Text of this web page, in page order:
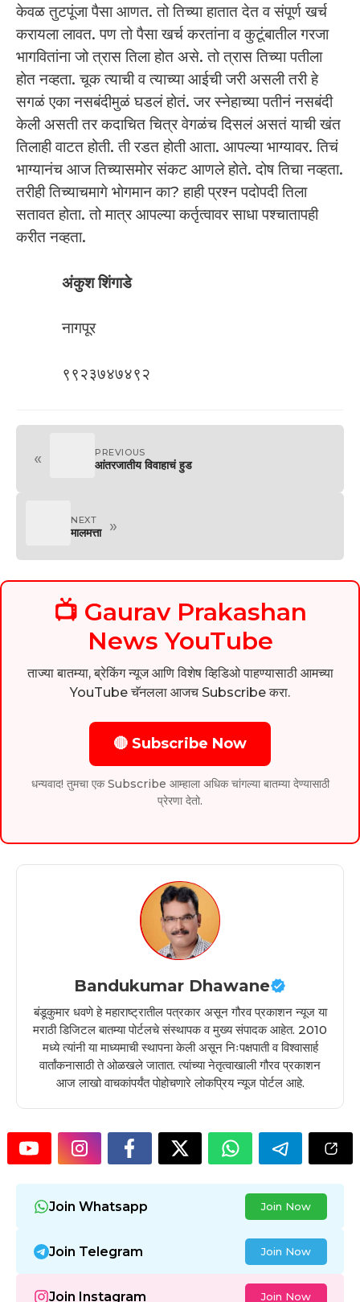
केवळ तुटपूंजा पैसा आणत. तो तिच्या हातात देत व संपूर्ण खर्च
करायला लावत. पण तो पैसा खर्च करतांना व कुटूंबातील गरजा
भागवितांना जो त्रास तिला होत असे. तो त्रास तिच्या पतीला
होत नव्हता. चूक त्याची व त्याच्या आईची जरी असली तरी हे
सगळं एका नसबंदीमुळं घडलं होतं. जर स्नेहाच्या पतीनं नसबंदी
केली असती तर कदाचित चित्र वेगळंच दिसलं असतं याची खंत
तिलाही वाटत होती. ती रडत होती आता. आपल्या भाग्यावर. तिचं
भाग्यानंच आज तिच्यासमोर संकट आणले होते. दोष तिचा नव्हता.
तरीही तिच्याचमागे भोगमान का? हाही प्रश्न पदोपदी तिला
सतावत होता. तो मात्र आपल्या कर्तृत्वावर साधा पश्चातापही
करीत नव्हता.
अंकुश शिंगाडे
नागपूर
९९२३७४७४९२
« PREVIOUS
आंतरजातीय विवाहाचं हुड
NEXT
मालमत्ता »
📺 Gaurav Prakashan
News YouTube
ताज्या बातम्या, ब्रेकिंग न्यूज आणि विशेष व्हिडिओ पाहण्यासाठी आमच्या
YouTube चॅनलला आजच Subscribe करा.
🔴 Subscribe Now
धन्यवाद! तुमचा एक Subscribe आम्हाला अधिक चांगल्या बातम्या देण्यासाठी
प्रेरणा देतो.
Bandukumar Dhawane
बंडूकुमार धवणे हे महाराष्ट्रातील पत्रकार असून गौरव प्रकाशन न्यूज या
मराठी डिजिटल बातम्या पोर्टलचे संस्थापक व मुख्य संपादक आहेत. 2010
मध्ये त्यांनी या माध्यमाची स्थापना केली असून निःपक्षपाती व विश्वासार्ह
वार्तांकनासाठी ते ओळखले जातात. त्यांच्या नेतृत्वाखाली गौरव प्रकाशन
आज लाखो वाचकांपर्यंत पोहोचणारे लोकप्रिय न्यूज पोर्टल आहे.
Join Whatsapp Join Now
Join Telegram Join Now
Join Instagram Join Now